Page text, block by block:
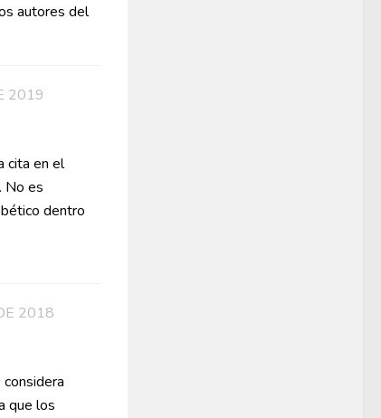
autores del
2019
cita en el
No es
dentro
2018
que los